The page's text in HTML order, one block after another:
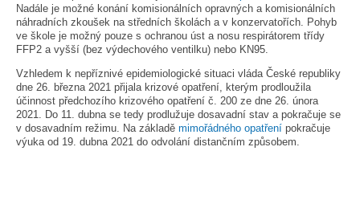
Nadále je možné konání komisionálních opravných a komisionálních
náhradních zkoušek na středních školách a v konzervatořích. Pohyb
ve škole je možný pouze s ochranou úst a nosu respirátorem třídy
FFP2 a vyšší (bez výdechového ventilku) nebo KN95.
Vzhledem k nepříznivé epidemiologické situaci vláda České republiky
dne 26. března 2021 přijala krizové opatření, kterým prodloužila
účinnost předchozího krizového opatření č. 200 ze dne 26. února
2021. Do 11. dubna se tedy prodlužuje dosavadní stav a pokračuje se
v dosavadním režimu. Na základě mimořádného opatření pokračuje
výuka od 19. dubna 2021 do odvolání distančním způsobem.